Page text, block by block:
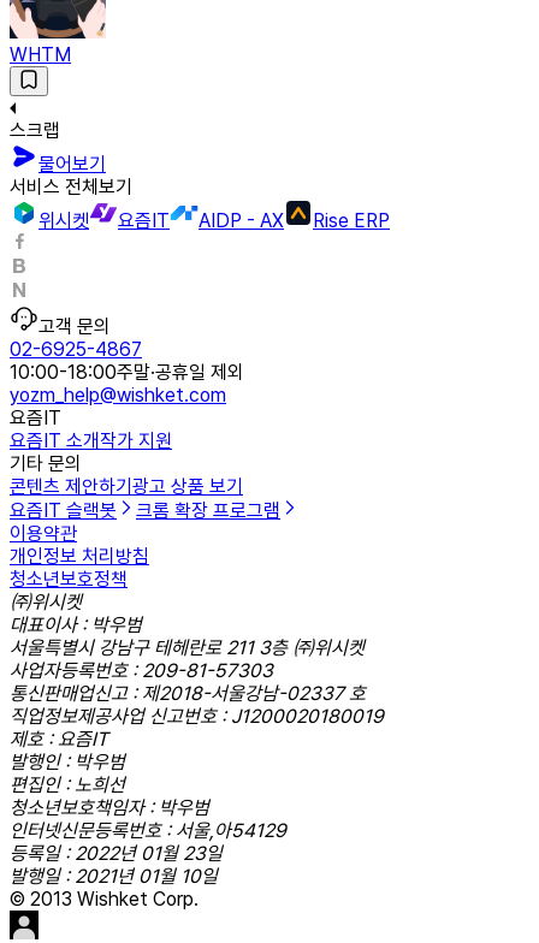
WHTM
스크랩
물어보기
서비스 전체보기
위시켓
요즘IT AIDP - AX Rise ERP
고객 문의
02-6925-4867
10:00-18:00주말·공휴일 제외
yozm_help@wishket.com
요즘IT
요즘IT 소개작가 지원
기타 문의
콘텐츠 제안하기 광고 상품 보기
요즘IT 슬랙봇
크롬 확장 프로그램
이용약관
개인정보 처리방침
청소년보호정책
㈜위시켓
대표이사 : 박우범
서울특별시 강남구 테헤란로 211 3층 ㈜위시켓
사업자등록번호 : 209-81-57303
통신판매업신고 : 제2018-서울강남-02337 호
직업정보제공사업 신고번호 : J1200020180019
제호 : 요즘IT
발행인 : 박우범
편집인 : 노희선
청소년보호책임자 : 박우범
인터넷신문등록번호 : 서울,아54129
등록일 : 2022년 01월 23일
발행일 : 2021년 01월 10일
© 2013 Wishket Corp.